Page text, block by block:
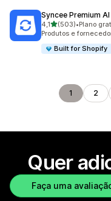
Syncee Premium
4,1de 5 estrelas
(503)
503 avaliações ao
•Plano
Produtos e
Built for Shopify
1 2
Quer
Faça uma